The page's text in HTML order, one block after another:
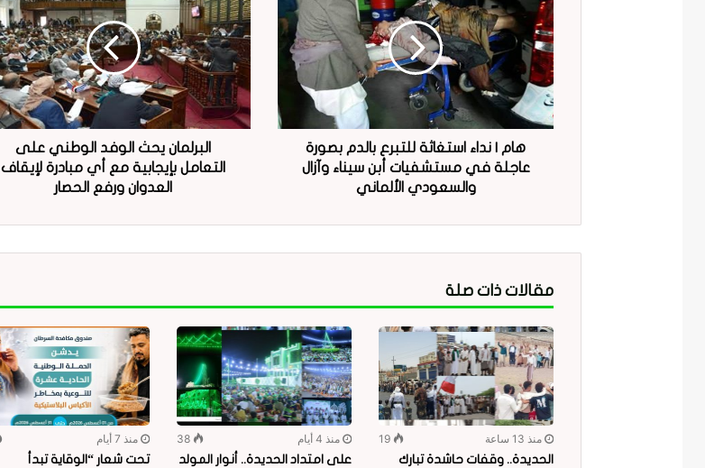
هام | نداء استغاثة للتبرع بالدم بصورة
عاجلة في مستشفيات أبن سيناء وآزال
والسعودي الألماني
البرلمان يحث الوفد الوطني على
التعامل بإيجابية مع أي مبادرة لإيقاف
العدوان ورفع الحصار
مقالات ذات صلة
منذ 13 ساعة
19
الحديدة.. وقفات حاشدة تبارك
منذ 4 أيام
38
على امتداد الحديدة.. أنوار المولد
منذ 7 أيام
تحت شعار “الوقاية تبدأ